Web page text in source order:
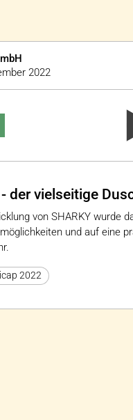
2022
- der vielseitige
von SHARKY wurde
und auf eine
2022